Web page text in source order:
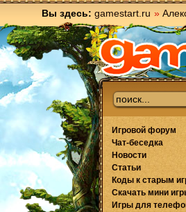
Вы здесь: gamestart.ru »
Игровой форум
Чат-беседка
Новости
Статьи
Коды к старым
Скачать мини
Игры для